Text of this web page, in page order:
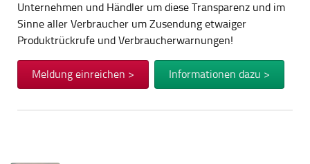
Unternehmen und Händler um diese Transparenz und im
Sinne aller Verbraucher um Zusendung etwaiger
Produktrückrufe und Verbraucherwarnungen!
Meldung einreichen > Informationen dazu >